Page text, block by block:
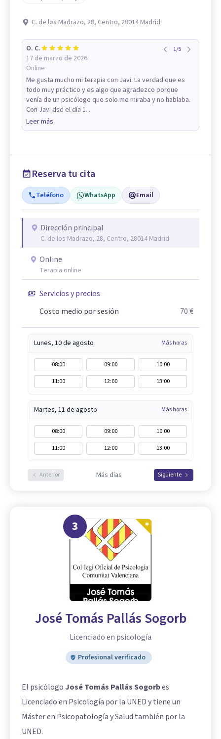
C. de los Madrazo, 28, Centro, 28014 Madrid
O. C.
17 de marzo de 2026
Online
1/5
Me gusta mucho mi terapia con Javi. La verdad que es
todo muy práctico y es algo que agradezco porque
venía de un psicólogo que solo me miraba y no hablaba.
Con Javi dsd el día 1...
Leer más
Reserva tu cita
Teléfono WhatsApp Email
Dirección principal
C. de los Madrazo, 28, Centro, 28014 Madrid
Online
Terapia online
Servicios y precios
Costo medio por sesión
70 €
Lunes, 10 de agosto Más horas
08:00 09:00
10:00
11:00
12:00 13:00
Martes, 11 de agosto Más horas
08:00 09:00
10:00
11:00
12:00 13:00
Anterior Más días Siguiente
3
José Tomás Pallás Sogorb
Licenciado en psicología
Profesional verificado
El psicólogo José Tomás Pallás Sogorbes
Licenciado en Psicología por la UNED y tiene un
Máster en Psicopatología y Salud también por la
UNED.